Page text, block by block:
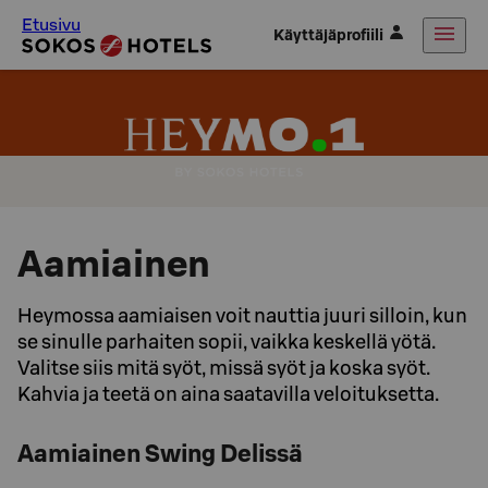
Etusivu Käyttäjäprofiili
Aamiainen
Heymossa aamiaisen voit nauttia juuri silloin, kun
se sinulle parhaiten sopii, vaikka keskellä yötä.
Valitse siis mitä syöt, missä syöt ja koska syöt.
Kahvia ja teetä on aina saatavilla veloituksetta.
Aamiainen Swing Delissä